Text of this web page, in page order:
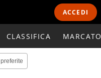
ACCEDI
CLASSIFICA